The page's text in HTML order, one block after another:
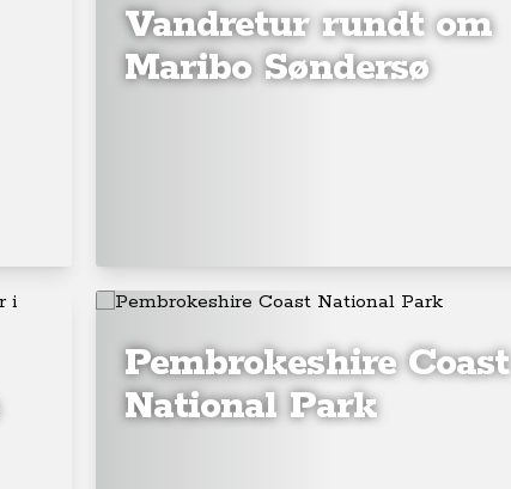
Vandretur rundt om
Maribo Søndersø
Pembrokeshire Coast
National Park